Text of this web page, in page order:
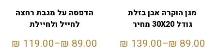
מגן הוקרה אבן בזלת
גודל 30X20 מחיר
89.00
₪
–
139.00
₪
הדפסה על מגבת רחצה
לחייל ולחיילת
89.00
₪
–
119.00
₪